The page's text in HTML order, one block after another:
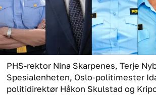
PHS-rektor Nina Skarpenes, Terje
Spesialenheten, Oslo-politimester
politidirektør Håkon Skulstad og